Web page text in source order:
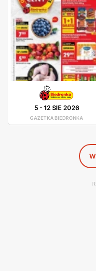
produkty, które spełniają
wymagających klientów.
w dogodnych miejscach
dostęp do szerokiej
perfum. Firma kładzie
pomoc w wyborze
fachowe doradztwo i
Dzięki temuDouglas
zadowolonych klientów.
5-12 SIE 2026
GAZETKA BIEDRONKA